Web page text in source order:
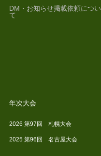
DM・お知らせ掲載依頼につい
て
年次大会
2026 第97回 札幌大会
2025 第96回 名古屋大会